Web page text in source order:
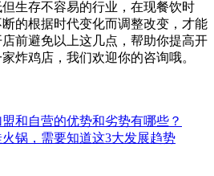
存不容易的行业，在现餐饮时
的根据时代变化而调整改变，才能
前避免以上这几点，帮助你提高开
炸鸡店，我们欢迎你的咨询哦。
和自营的优势和劣势有哪些？
火锅，需要知道这3大发展趋势